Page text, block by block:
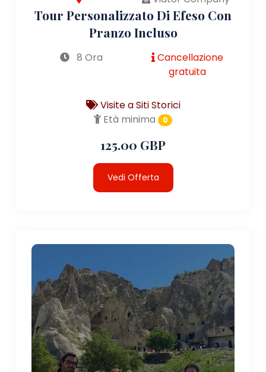
Tour Personalizzato Di Efeso Con
Pranzo Incluso
8 Ora
Cancellazione
gratuita
Visite a Siti Storici
Età minima
0
125.00 GBP
Vedi Offerta